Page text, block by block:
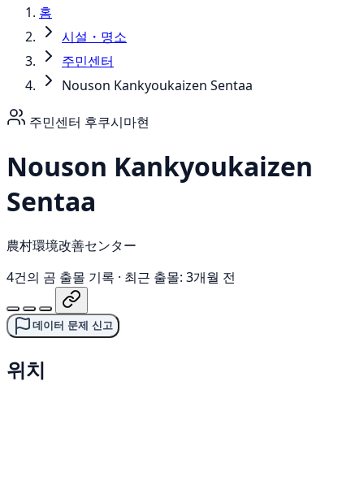
홈
시설・명소
주민센터
Nouson Kankyoukaizen Sentaa
주민센터 후쿠시마현
Nouson Kankyoukaizen
Sentaa
農村環境改善センター
4건의 곰 출몰 기록 · 최근 출몰: 3개월 전
데이터 문제 신고
위치